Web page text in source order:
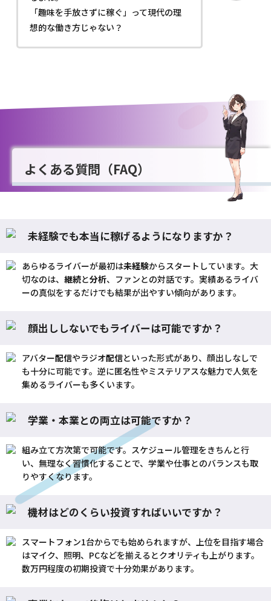
「趣味を手放さずに稼ぐ」って現代の理
想的な働き方じゃない？
よくある質問（FAQ）
未経験でも本当に稼げるようになりますか？
あらゆるライバーが最初は未経験からスタートしています。大
切なのは、 継続と分析、ファンとの対話です。実績あるライバ
ーの真似をするだけでも結果が出やすい傾向があります。
顔出ししないでもライバーは可能ですか？
アバター配信やラジオ配信といった形式があり、顔出しなしで
も十分に可能です。逆に匿名性やミステリアスな魅力で人気を
集めるライバーも多くいます。
学業・本業との両立は可能ですか？
組み立て方次第で可能です。スケジュール管理をきちんと行
い、無理なく習慣化することで、学業や仕事とのバランスも取
りやすくなります。
機材はどのくらい投資すればいいですか？
スマートフォン1台からでも始められますが、上位を目指す場合
はマイク、照明、PCなどを揃えるとクオリティも上がります。
数万円程度の初期投資で十分効果があります。